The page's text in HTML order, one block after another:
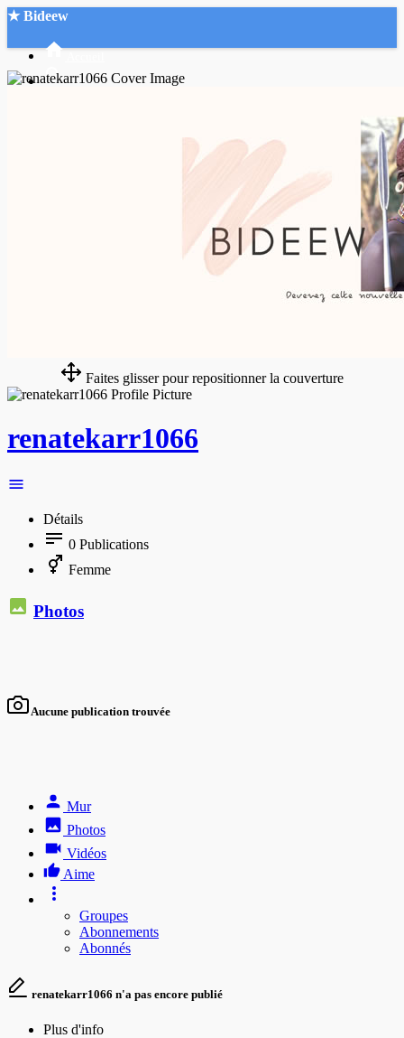
★ Bideew
Faites glisser pour repositionner la couverture
renatekarr1066
Détails
0 Publications
Femme
Photos
Aucune publication trouvée
Mur
Photos
Vidéos
Aime
Groupes
Abonnements
Abonnés
renatekarr1066 n'a pas encore publié
Plus d'info